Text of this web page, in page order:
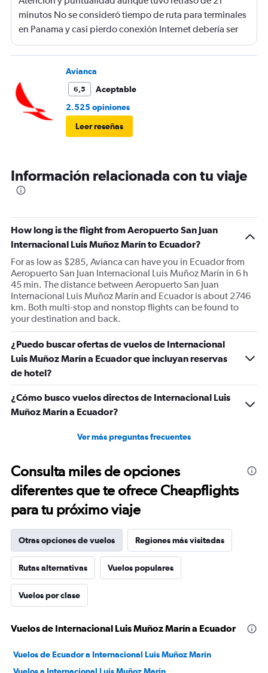
minutos No se consideró tiempo de ruta para terminales
en Panama y casi pierdo conexión Internet debería ser
gratis
Avianca
6,5
Aceptable
2.525 opiniones
Leer reseñas
Información relacionada con tu viaje
How long is the flight from Aeropuerto San Juan
Internacional Luis Muñoz Marín to Ecuador?
For as low as $285, Avianca can have you in Ecuador from
Aeropuerto San Juan Internacional Luis Muñoz Marín in 6 h
45 min. The distance between Aeropuerto San Juan
Internacional Luis Muñoz Marín and Ecuador is about 2746
km. Both multi-stop and nonstop flights can be found to
your destination and back.
¿Puedo buscar ofertas de vuelos de Internacional
Luis Muñoz Marín a Ecuador que incluyan reservas
de hotel?
¿Cómo busco vuelos directos de Internacional Luis
Muñoz Marín a Ecuador?
Ver más preguntas frecuentes
Consulta miles de opciones
diferentes que te ofrece Cheapflights
para tu próximo viaje
Otras opciones de vuelos Regiones más visitadas
Rutas alternativas Vuelos populares
Vuelos por clase
Vuelos de Internacional Luis Muñoz Marín a Ecuador
Vuelos de Ecuador a Internacional Luis Muñoz Marín